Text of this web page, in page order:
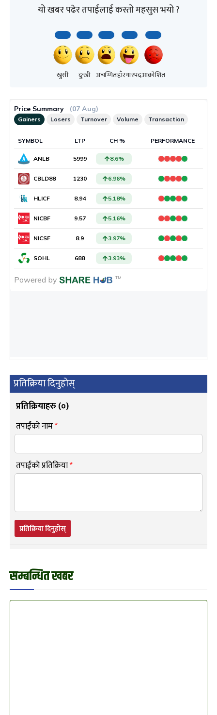
यो खबर पढेर तपाईलाई कस्तो महसुस भयो ?
खुसी दुःखी अचम्मितहाँस्यास्पदआक्रोशित
प्रतिक्रिया दिनुहोस्
प्रतिक्रियाहरु (०)
तपाईंको नाम*
तपाईंको प्रतिक्रिया*
प्रतिक्रिया दिनुहोस्
सम्बन्धित खबर